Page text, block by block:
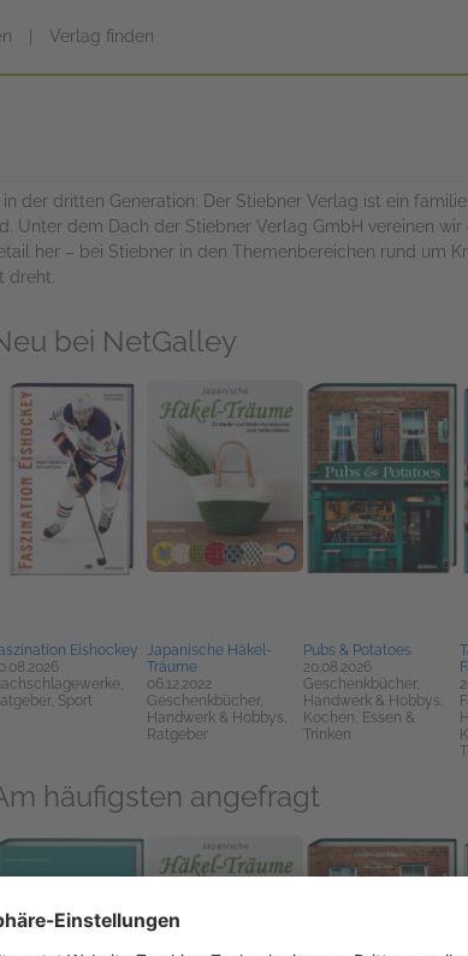
Verlag finden
der dritten Generation: Der Stiebner Verlag ist ein
Unter dem Dach der Stiebner Verlag GmbH vereinen
her – bei Stiebner in den Themenbereichen rund um
dreht.
bei NetGalley
Eishockey
Sport
Japanische Häkel-
Träume
06.12.2022
Geschenkbücher,
Handwerk & Hobbys,
Ratgeber
Pubs & Potatoes
20.08.2026
Geschenkbücher,
Handwerk & Hobbys,
Kochen, Essen &
Trinken
häufigsten angefragt